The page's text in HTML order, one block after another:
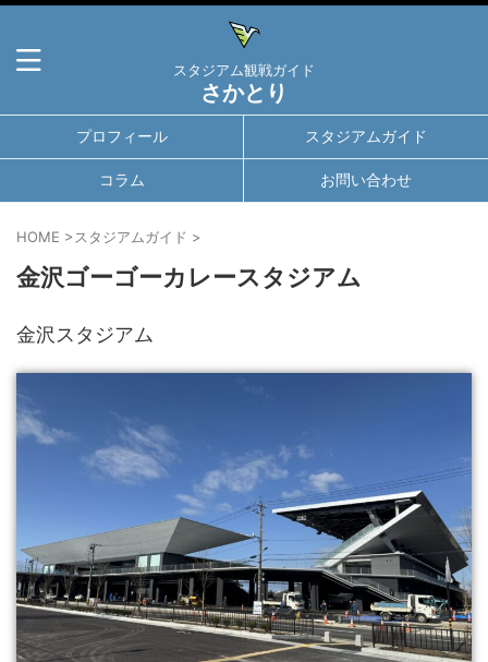
スタジアム観戦ガイド
さかとり
プロフィール スタジアムガイド
コラム お問い合わせ
HOME >スタジアムガイド >
金沢ゴーゴーカレースタジアム
金沢スタジアム